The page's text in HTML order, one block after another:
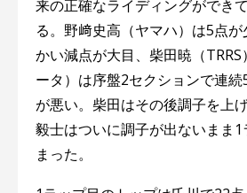
来の正確なライディングができ
る。野﨑史高（ヤマハ）は5点
かい減点が大目、柴田暁（
ータ）は序盤2セクションで連
が悪い。柴田はその後調子を上
毅士はついに調子が出ないまま
まった。